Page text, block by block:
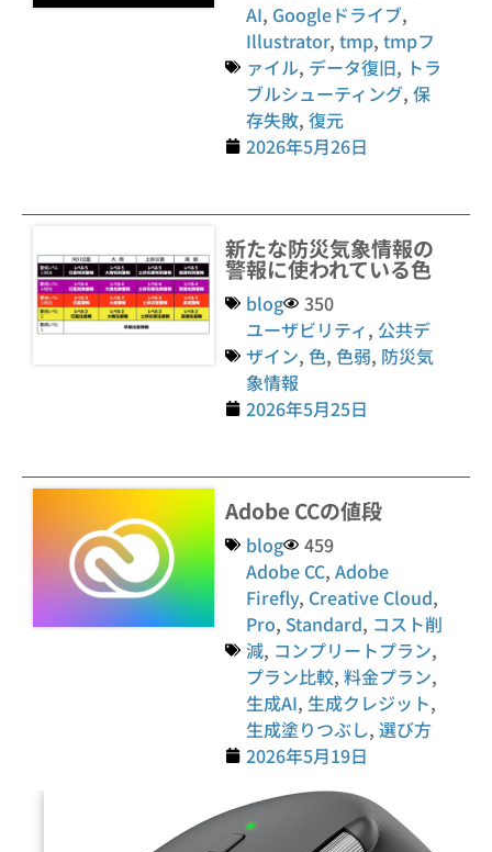
AI, Googleドライブ,
Illustrator,tmp,tmpフ
ァイル, データ復旧, トラ
ブルシューティング,保
存失敗,復元
2026年5月26日
新たな防災気象情報の
警報に使われている色
blog
350
ユーザビリティ, 公共デ
ザイン,色,色弱, 防災気
象情報
2026年5月25日
Adobe CCの値段
blog
459
Adobe CC,Adobe
Firefly, Creative Cloud,
Pro, Standard, コスト削
減, コンプリートプラン,
プラン比較,料金プラン,
生成AI, 生成クレジット,
生成塗りつぶし,選び方
2026年5月19日